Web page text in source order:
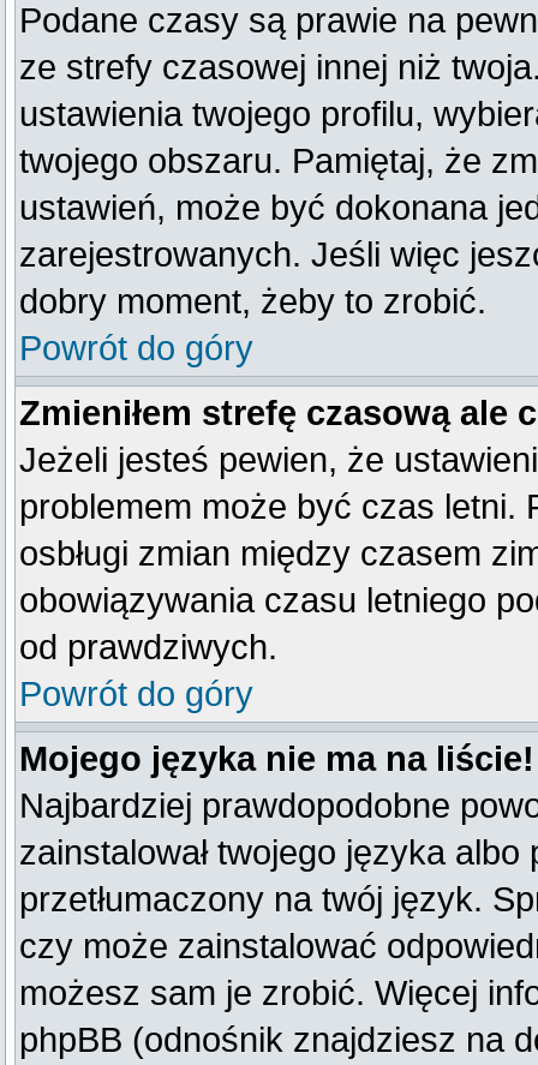
Podane czasy są prawie na
ze strefy czasowej innej niż
ustawienia twojego profilu,
twojego obszaru. Pamiętaj, że
ustawień, może być dokonana
zarejestrowanych. Jeśli więc
dobry moment, żeby to zrobić.
Powrót do góry
Zmieniłem strefę czasową ale
Jeżeli jesteś pewien, że
problemem może być czas letni.
osbługi zmian między czasem
obowiązywania czasu letniego
od prawdziwych.
Powrót do góry
Mojego języka nie ma na liście!
Najbardziej prawdopodobne
zainstalował twojego języka
przetłumaczony na twój język.
czy może zainstalować
możesz sam je zrobić. Więcej
phpBB (odnośnik znajdziesz na